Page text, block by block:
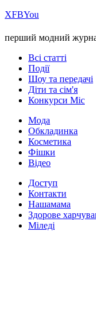
ХFBYou
перший модний
Всі статті
Події
Шоу та передачі
Діти та сім'я
Конкурси Міс
Мода
Обкладинка
Косметика
Фішки
Відео
Доступ
Контакти
Нашамама
Здорове
Міледі